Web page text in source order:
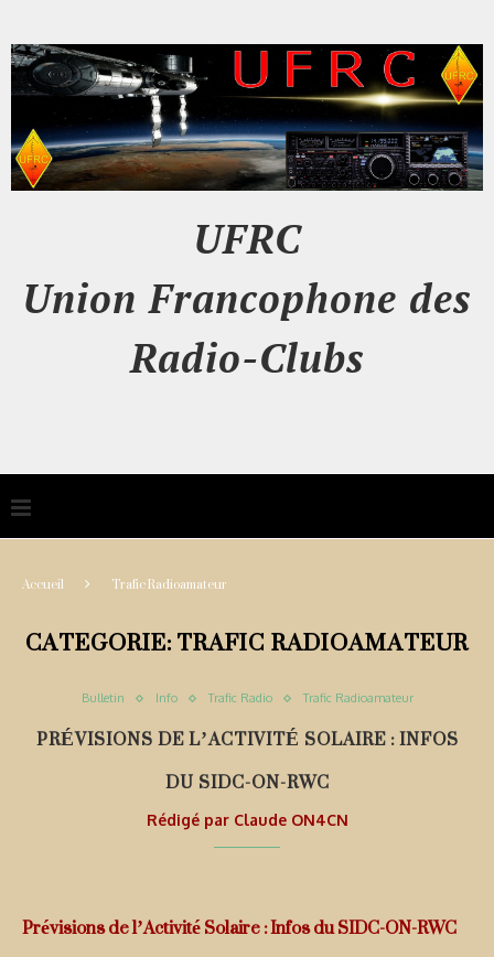
UFRC
Union Francophone des
Radio-Clubs
Accueil Trafic Radioamateur
CATEGORIE:TRAFIC RADIOAMATEUR
Bulletin Info Trafic Radio Trafic Radioamateur
PRÉVISIONS DE L’ACTIVITÉ SOLAIRE : INFOS
DU SIDC-ON-RWC
Rédigé par Claude ON4CN
Prévisions de l’Activité Solaire : Infos du SIDC-ON-RWC